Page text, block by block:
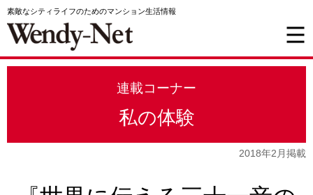
素敵なシティライフのためのマンション生活情報
連載コーナー
私の体験
2018年2月掲載